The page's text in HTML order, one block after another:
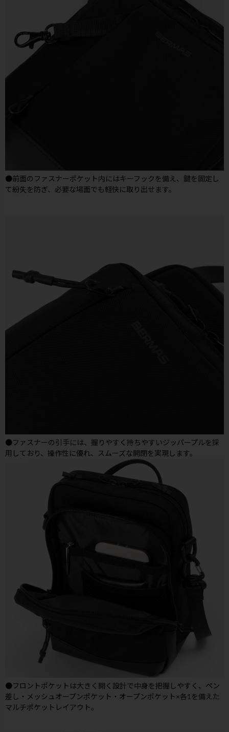
●前面のファスナーポケット内にはキーフックを備え、鍵を固定し
て紛失を防ぎ、必要な場面でも軽快に取り出せます。
●ファスナーの引手には、握りやすく持ちやすいジッパープルを採
用しており、操作性に優れ、スムーズな開閉を実現します。
●フロントポケットは大きく開く設計で中身を把握しやすく、ペン
差し・メッシュオープンポケット・オープンポケット×各1を備えた
マルチポケットレイアウト。